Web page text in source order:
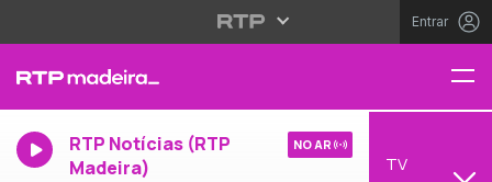
Entrar
RTP Notícias (RTP
Madeira)
NO AR
TV